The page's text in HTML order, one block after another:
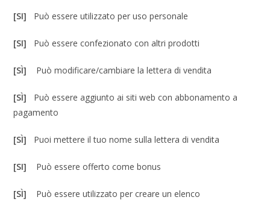
[SI] Può essere utilizzato per uso personale
[SI] Può essere confezionato con altri prodotti
[SÌ] Può modificare/cambiare la lettera di vendita
[SÌ] Può essere aggiunto ai siti web con abbonamento a
pagamento
[SÌ] Puoi mettere il tuo nome sulla lettera di vendita
[SI] Può essere offerto come bonus
[SÌ] Può essere utilizzato per creare un elenco